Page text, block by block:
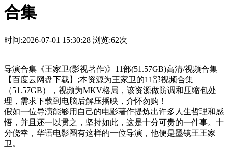
合集
时间:2026-07-01 15:30:28 浏览:62次
导演合集《王家卫(影视著作)》11部(51.57GB)高清/视频合集
【百度云网盘下载】;本资源为王家卫的11部视频合集
（51.57GB），视频为MKV格局，该资源做防调和压缩包处
理，需求下载到电脑后解压播映，介怀勿购！
假如一位导演能够用自己的电影著作提炼出许多人生哲理和感
悟，并且还一以贯之，坚持如此，这是十分可贵的一件事。十
分侥幸，华语电影圈有这样的一位导演，他便是墨镜王王家
卫。